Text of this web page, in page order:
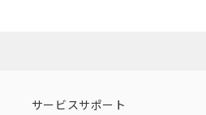
サービスサポート